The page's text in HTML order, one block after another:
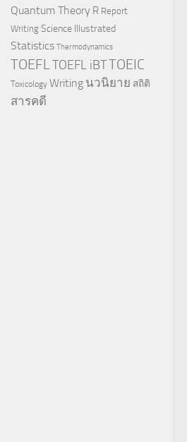
Quantum Theory R Report
Writing Science Illustrated
Statistics Thermodynamics
TOEFL TOEFL iBTTOEIC
Toxicology Writing นวนิยาย สถิติ
สารคดี